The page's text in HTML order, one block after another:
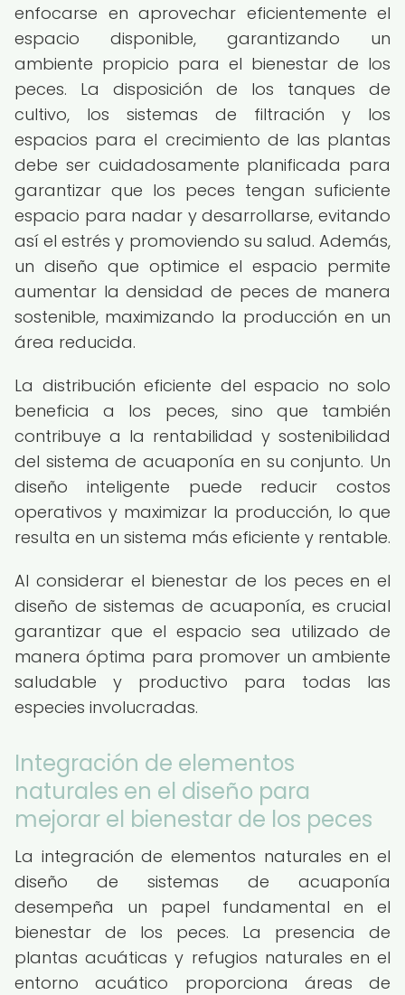
enfocarse en aprovechar eficientemente el
espacio disponible, garantizando un
ambiente propicio para el bienestar de los
peces. La disposición de los tanques de
cultivo, los sistemas de filtración y los
espacios para el crecimiento de las plantas
debe ser cuidadosamente planificada para
garantizar que los peces tengan suficiente
espacio para nadar y desarrollarse, evitando
así el estrés y promoviendo su salud. Además,
un diseño que optimice el espacio permite
aumentar la densidad de peces de manera
sostenible, maximizando la producción en un
área reducida.
La distribución eficiente del espacio no solo
beneficia a los peces, sino que también
contribuye a la rentabilidad y sostenibilidad
del sistema de acuaponía en su conjunto. Un
diseño inteligente puede reducir costos
operativos y maximizar la producción, lo que
resulta en un sistema más eficiente y rentable.
Al considerar el bienestar de los peces en el
diseño de sistemas de acuaponía, es crucial
garantizar que el espacio sea utilizado de
manera óptima para promover un ambiente
saludable y productivo para todas las
especies involucradas.
Integración de elementos
naturales en el diseño para
mejorar el bienestar de los peces
La integración de elementos naturales en el
diseño de sistemas de acuaponía
desempeña un papel fundamental en el
bienestar de los peces. La presencia de
plantas acuáticas y refugios naturales en el
entorno acuático proporciona áreas de